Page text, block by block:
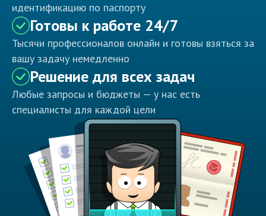
идентификацию по паспорту
Готовы к работе 24/7
Тысячи профессионалов онлайн и готовы взяться за
вашу задачу немедленно
Решение для всех задач
Любые запросы и бюджеты — у нас есть
специалисты для каждой цели